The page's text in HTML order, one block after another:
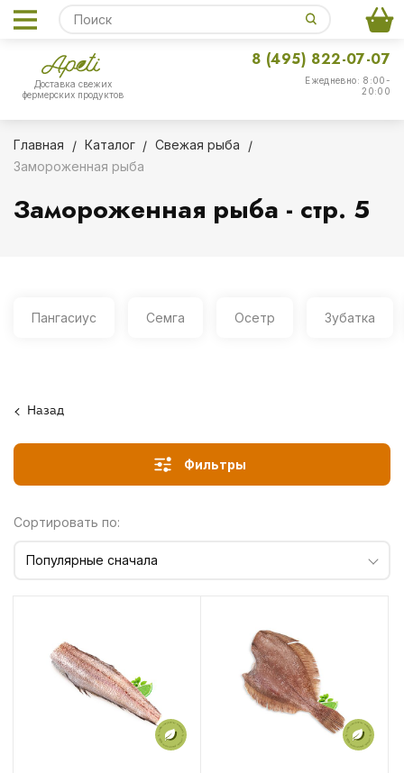
Доставка свежих
фермерских продуктов
Ежедневно: 8:00-
20:00
8 (495) 822-07-07
Главная Каталог
Свежая рыба
Замороженная рыба
Замороженная рыба - стр. 5
Пангасиус Семга Осетр Зубатка
Назад
Фильтры
Сортировать по:
Популярные сначала